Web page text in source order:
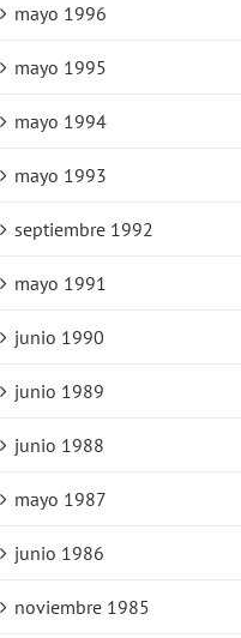
mayo 1996
mayo 1995
mayo 1994
mayo 1993
septiembre 1992
mayo 1991
junio 1990
junio 1989
junio 1988
mayo 1987
junio 1986
noviembre 1985